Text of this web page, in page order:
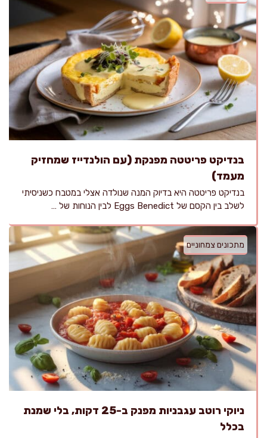
בנדיקט פריטטה מפנקת (עם הולנדייז שמחזיק
מעמד)
בנדיקט פריטטה היא בדיוק המנה שנולדה אצלי במטבח כשניסיתי
לשלב בין הקסם של Eggs Benedict לבין הנוחות של …
מתכונים צמחוניים
ניוקי רוטב עגבניות מפנק ב-25 דקות, בלי שמנת
בכלל